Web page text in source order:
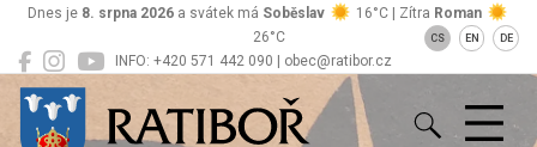
INFO: +420 571 442 090 | obec@ratibor.cz
Dnes je 8. srpna 2026 a svátek má Soběslav 16°C | Zítra Roman
26°C
CS EN DE
Ratiboř